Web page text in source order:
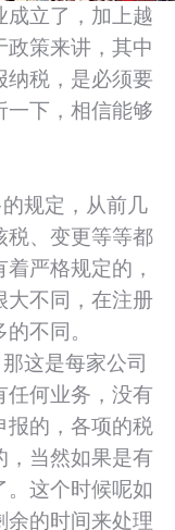
成立了，加上越
政策来讲，其中
纳税，是必须要
一下，相信能够
规定，从前几
税、变更等等都
严格规定的，
大不同，在注册
不同。
这是每家公司
任何业务，没有
报的，各项的税
，当然如果是有
。这个时候呢如
的时间来处理